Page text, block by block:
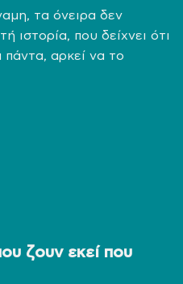
τα όνειρα δεν
ιστορία, που δείχνει ότι
πάντα, αρκεί να το
ζουν εκεί που